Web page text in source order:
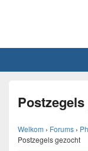
Welkom op de website
Welkom › Forums ›
Postzegels gezocht